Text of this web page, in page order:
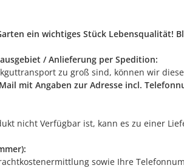
ein wichtiges Stück Lebensqualität!
/ Anlieferung per Spedition:
zu groß sind, können wir
mit Angaben zur Adresse incl.
nicht Verfügbar ist, kann es zu einer
sowie Ihre